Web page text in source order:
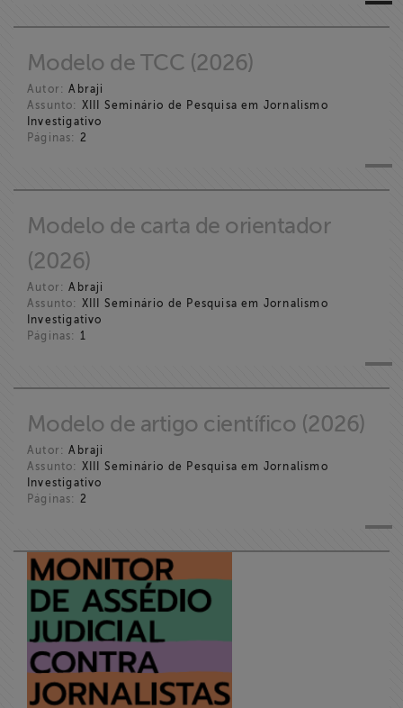
Modelo de TCC (2026)
Autor: Abraji
Assunto: XIII Seminário de Pesquisa em Jornalismo
Investigativo
Páginas: 2
Modelo de carta de orientador
(2026)
Autor: Abraji
Assunto: XIII Seminário de Pesquisa em Jornalismo
Investigativo
Páginas: 1
Modelo de artigo científico (2026)
Autor: Abraji
Assunto: XIII Seminário de Pesquisa em Jornalismo
Investigativo
Páginas: 2